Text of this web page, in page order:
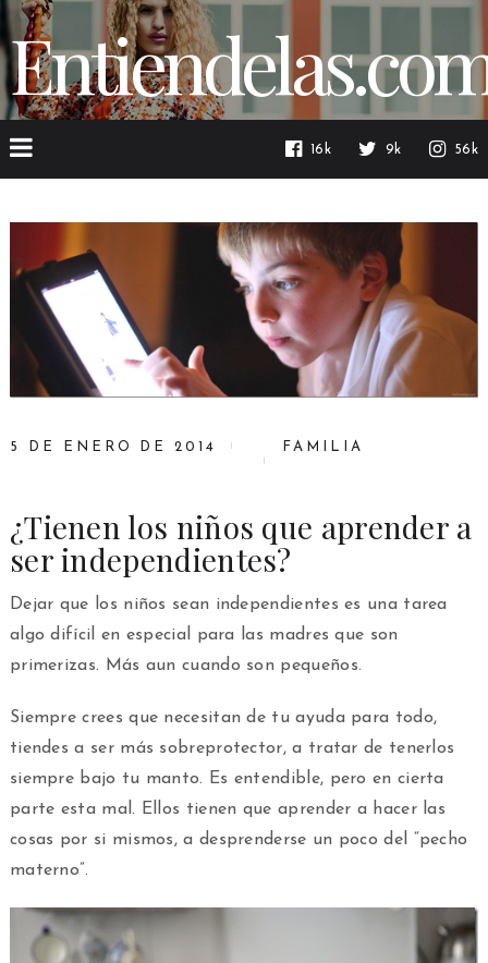
16k 9k 56k
5 DE ENERO DE 2014 FAMILIA
¿Tienen los niños que aprender a
ser independientes?
Dejar que los niños sean independientes es una tarea
algo difícil en especial para las madres que son
primerizas. Más aun cuando son pequeños.
Siempre crees que necesitan de tu ayuda para todo,
tiendes a ser más sobreprotector, a tratar de tenerlos
siempre bajo tu manto. Es entendible, pero en cierta
parte esta mal. Ellos tienen que aprender a hacer las
cosas por si mismos, a desprenderse un poco del “pecho
materno”.